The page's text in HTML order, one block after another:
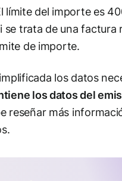
del importe es
se trata de una factura
de importe.
los datos
los datos del
reseñar más